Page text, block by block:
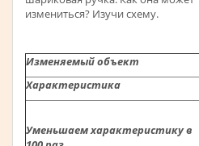
измениться? Изучи схему.
Изменяемый объект
Характеристика
Уменьшаемхарактеристикув